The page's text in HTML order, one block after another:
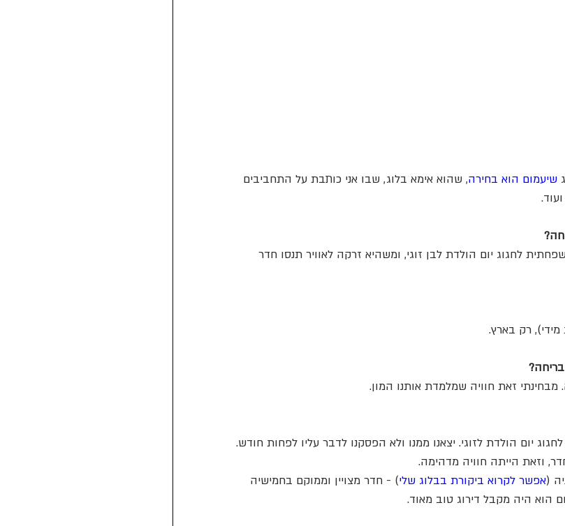
שיעמום הוא בחירה, שהוא אימא בלוג, שבו אני כותבת על התחביבים
לחגוג יום הולדת לבן זוגי, ומשהיא זרקה לאוויר תנסו חדר
זאת חוויה שמלמדת אותנו המון.
יום הולדת לזוגי. יצאנו ממנו ולא הפסקנו לדבר עליו לפחות חודש.
וזאת הייתה חוויה מדהימה.
(אפשר לקרוא ביקורת בבלוג שלי) - חדר מצויין וממוקם בחמישיה
הוא היה מקבל דירוג טוב מאוד.